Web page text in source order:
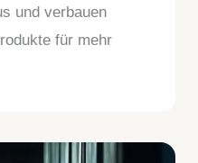
und verbauen
für mehr